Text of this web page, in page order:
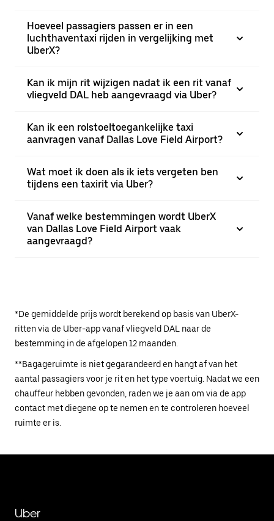
Hoeveel passagiers passen er in een
luchthaventaxi rijden in vergelijking met
UberX?
Kan ik mijn rit wijzigen nadat ik een rit vanaf
vliegveld DAL heb aangevraagd via Uber?
Kan ik een rolstoeltoegankelijke taxi
aanvragen vanaf Dallas Love Field Airport?
Wat moet ik doen als ik iets vergeten ben
tijdens een taxirit via Uber?
Vanaf welke bestemmingen wordt UberX
van Dallas Love Field Airport vaak
aangevraagd?
*De gemiddelde prijs wordt berekend op basis van UberX-
ritten via de Uber-app vanaf vliegveld DAL naar de
bestemming in de afgelopen 12 maanden.
**Bagageruimte is niet gegarandeerd en hangt af van het
aantal passagiers voor je rit en het type voertuig. Nadat we een
chauffeur hebben gevonden, raden we je aan om via de app
contact met diegene op te nemen en te controleren hoeveel
ruimte er is.
Uber